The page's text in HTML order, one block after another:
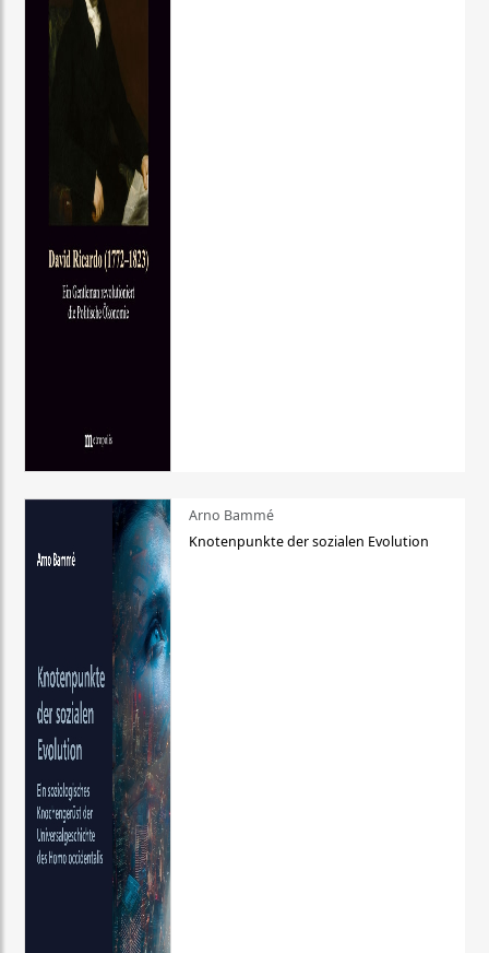
Arno Bammé
Knotenpunkte der sozialen Evolution